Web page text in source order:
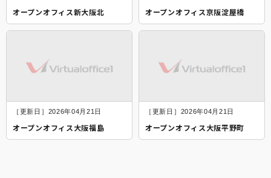
オープンオフィス新大阪北 オープンオフィス京阪淀屋橋
［更新日］2026年04月21日
オープンオフィス大阪福島
［更新日］2026年04月21日
オープンオフィス大阪平野町